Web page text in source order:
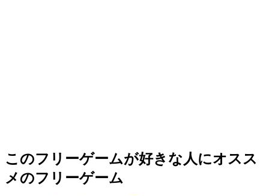
このフリーゲームが好きな人にオスス
メのフリーゲーム